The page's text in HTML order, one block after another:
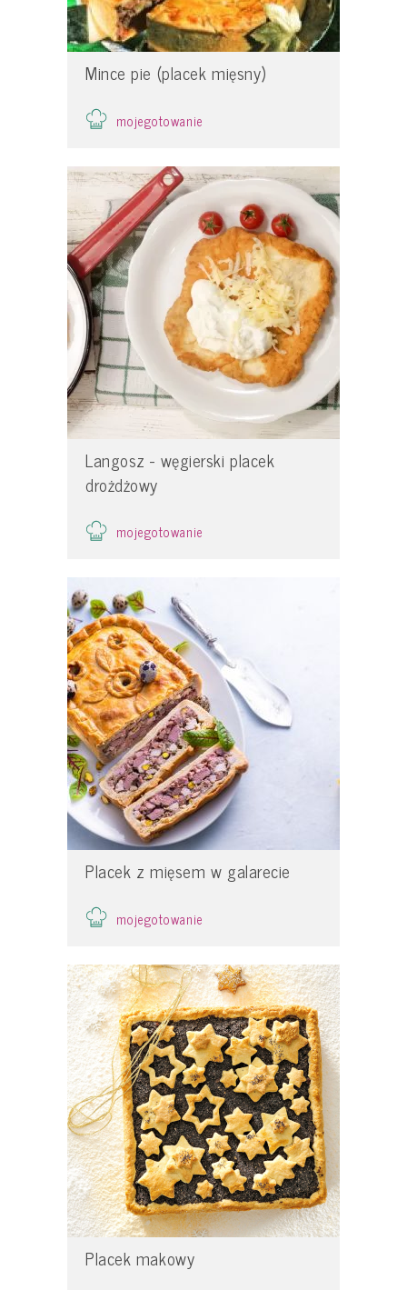
Mince pie (placek mięsny)
mojegotowanie
Langosz - węgierski placek
drożdżowy
mojegotowanie
Placek z mięsem w galarecie
mojegotowanie
Placek makowy